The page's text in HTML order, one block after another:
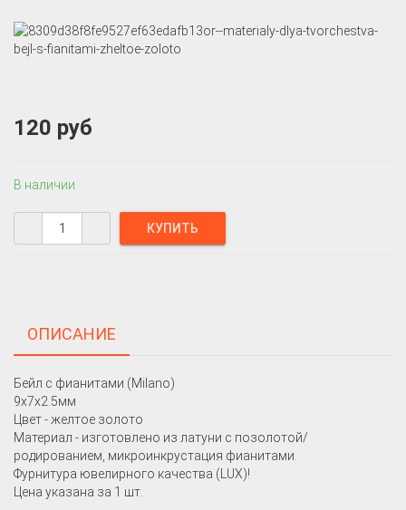
120 руб
В наличии
ОПИСАНИЕ
Бейл с фианитами (Milano)
9х7х2.5мм
Цвет - желтое золото
Материал - изготовлено из латуни с позолотой/
родированием, микроинкрустация фианитами.
Фурнитура ювелирного качества (LUX)!
Цена указана за 1 шт.